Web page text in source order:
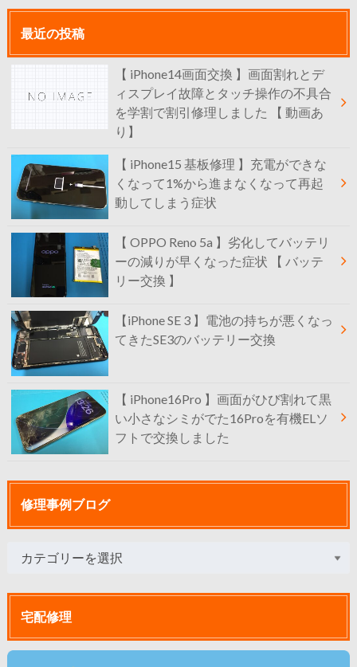
最近の投稿
【 iPhone14画面交換 】画面割れとデ
ィスプレイ故障とタッチ操作の不具合
を学割で割引修理しました 【 動画あ
り】
【 iPhone15 基板修理 】充電ができな
くなって1%から進まなくなって再起
動してしまう症状
【 OPPO Reno 5a 】劣化してバッテリ
ーの減りが早くなった症状 【 バッテ
リー交換 】
【iPhone SE 3 】電池の持ちが悪くなっ
てきたSE3のバッテリー交換
【 iPhone16Pro 】画面がひび割れて黒
い小さなシミがでた16Proを有機ELソ
フトで交換しました
修理事例ブログ
宅配修理